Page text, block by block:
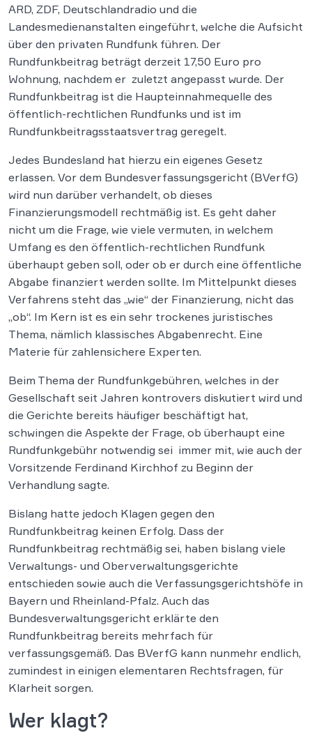
ARD, ZDF, Deutschlandradio und die
Landesmedienanstalten eingeführt, welche die Aufsicht
über den privaten Rundfunk führen. Der
Rundfunkbeitrag beträgt derzeit 17,50 Euro pro
Wohnung, nachdem er zuletzt angepasst wurde. Der
Rundfunkbeitrag ist die Haupteinnahmequelle des
öffentlich-rechtlichen Rundfunks und ist im
Rundfunkbeitragsstaatsvertrag geregelt.
Jedes Bundesland hat hierzu ein eigenes Gesetz
erlassen. Vor dem Bundesverfassungsgericht (BVerfG)
wird nun darüber verhandelt, ob dieses
Finanzierungsmodell rechtmäßig ist. Es geht daher
nicht um die Frage, wie viele vermuten, in welchem
Umfang es den öffentlich-rechtlichen Rundfunk
überhaupt geben soll, oder ob er durch eine öffentliche
Abgabe finanziert werden sollte. Im Mittelpunkt dieses
Verfahrens steht das „wie“ der Finanzierung, nicht das
„ob“. Im Kern ist es ein sehr trockenes juristisches
Thema, nämlich klassisches Abgabenrecht. Eine
Materie für zahlensichere Experten.
Beim Thema der Rundfunkgebühren, welches in der
Gesellschaft seit Jahren kontrovers diskutiert wird und
die Gerichte bereits häufiger beschäftigt hat,
schwingen die Aspekte der Frage, ob überhaupt eine
Rundfunkgebühr notwendig sei immer mit, wie auch der
Vorsitzende Ferdinand Kirchhof zu Beginn der
Verhandlung sagte.
Bislang hatte jedoch Klagen gegen den
Rundfunkbeitrag keinen Erfolg. Dass der
Rundfunkbeitrag rechtmäßig sei, haben bislang viele
Verwaltungs- und Oberverwaltungsgerichte
entschieden sowie auch die Verfassungsgerichtshöfe in
Bayern und Rheinland-Pfalz. Auch das
Bundesverwaltungsgericht erklärte den
Rundfunkbeitrag bereits mehrfach für
verfassungsgemäß. Das BVerfG kann nunmehr endlich,
zumindest in einigen elementaren Rechtsfragen, für
Klarheit sorgen.
Wer klagt?